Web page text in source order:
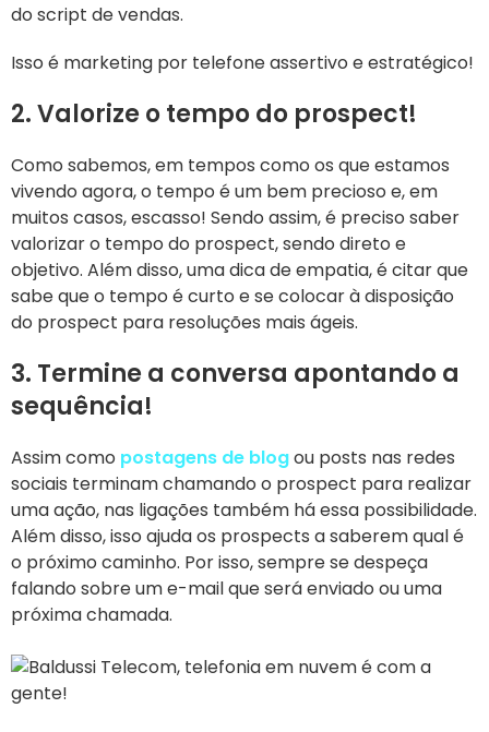
do script de vendas.
Isso é marketing por telefone assertivo e estratégico!
2. Valorize o tempo do prospect!
Como sabemos, em tempos como os que estamos
vivendo agora, o tempo é um bem precioso e, em
muitos casos, escasso! Sendo assim, é preciso saber
valorizar o tempo do prospect, sendo direto e
objetivo. Além disso, uma dica de empatia, é citar que
sabe que o tempo é curto e se colocar à disposição
do prospect para resoluções mais ágeis.
3. Termine a conversa apontando a
sequência!
Assim como postagens de blogou posts nas redes
sociais terminam chamando o prospect para realizar
uma ação, nas ligações também há essa possibilidade.
Além disso, isso ajuda os prospects a saberem qual é
o próximo caminho. Por isso, sempre se despeça
falando sobre um e-mail que será enviado ou uma
próxima chamada.